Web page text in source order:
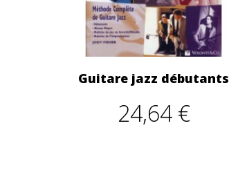
Guitare jazz débutants
24,64 €